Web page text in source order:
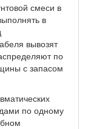
смеси в
в
вывозят
по
с запасом
по одному